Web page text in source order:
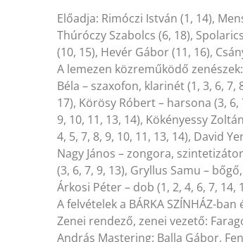
Előadja: Rimóczi István (1, 14),
Thúróczy Szabolcs (6, 18),
(10, 15), Hevér Gábor (11, 16),
A lemezen közreműködő
Béla – szaxofon, klarinét (1, 3, 6, 7,
17), Körösy Róbert – harsona (3, 6,
9, 10, 11, 13, 14), Kökényessy
4, 5, 7, 8, 9, 10, 11, 13, 14), David
Nagy János – zongora,
(3, 6, 7, 9, 13), Gryllus Samu –
Árkosi Péter – dob (1, 2, 4, 6, 7,
A felvételek a BÁRKA SZÍNHÁZ-
Zenei rendező, zenei vezető:
András Mastering: Balla Gábor,